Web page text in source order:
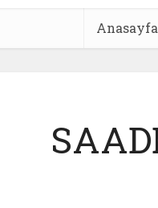
Anasayfa